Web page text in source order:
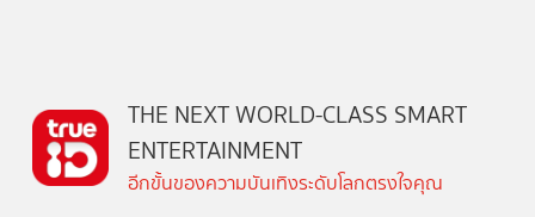
THE NEXT WORLD-CLASS SMART
ENTERTAINMENT
อีกขั้นของความบันเทิงระดับโลกตรงใจคุณ